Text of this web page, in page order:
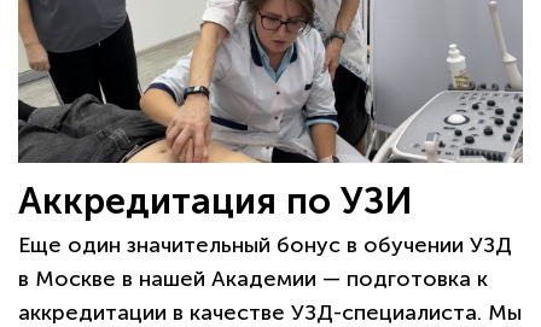
Аккредитация по УЗИ
Еще один значительный бонус в обучении УЗД
в Москве в нашей Академии — подготовка к
аккредитации в качестве УЗД-специалиста. Мы